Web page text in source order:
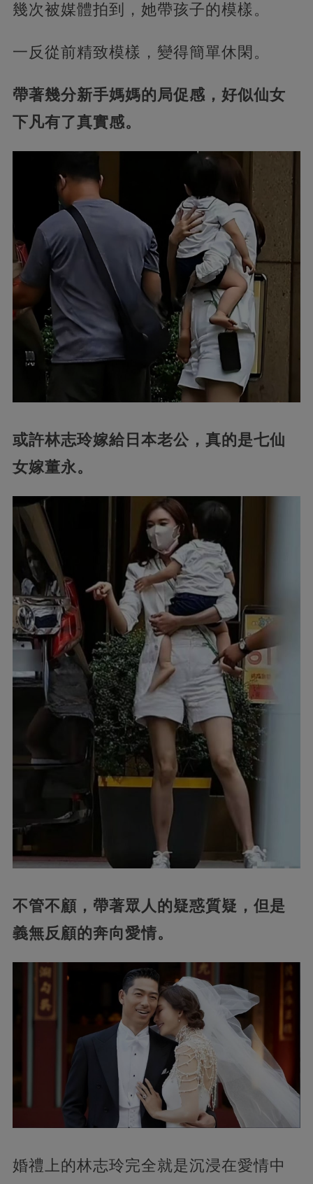
幾次被媒體拍到，她帶孩子的模樣。
一反從前精致模樣，變得簡單休閑。
帶著幾分新手媽媽的局促感，好似仙女
下凡有了真實感。
或許林志玲嫁給日本老公，真的是七仙
女嫁董永。
不管不顧，帶著眾人的疑惑質疑，但是
義無反顧的奔向愛情。
婚禮上的林志玲完全就是沉浸在愛情中